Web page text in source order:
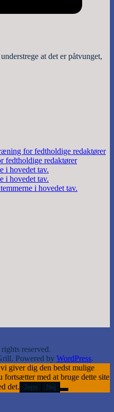
at det er påtvunget,
for fedtholdige redaktører
fedtholdige redaktører
i hovedet tav.
i hovedet tav.
i hovedet tav.
reserved.
Powered by WordPress.
giver dig den bedst mulige
fortsætter med at bruge dette site
det. Jeps Nej